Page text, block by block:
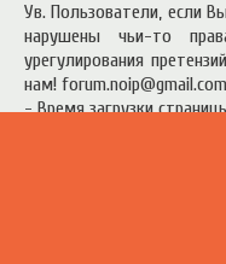
Ув. Пользователи, если
нарушены чьи-то
урегулирования
нам! forum.noip@gmail.com
- Время загрузки